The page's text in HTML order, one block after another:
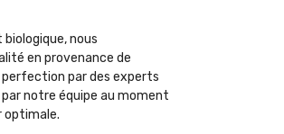
nous
en provenance de
perfection par des experts
notre équipe au moment
optimale.